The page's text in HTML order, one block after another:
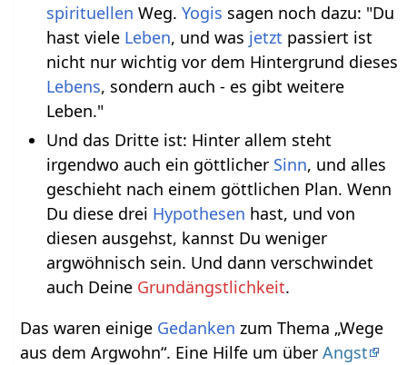
spirituellen Weg. Yogis sagen noch dazu: "Du
hast viele Leben, und was jetzt passiert ist
nicht nur wichtig vor dem Hintergrund dieses
Lebens, sondern auch - es gibt weitere
Leben."
Und das Dritte ist: Hinter allem steht
irgendwo auch ein göttlicher Sinn, und alles
geschieht nach einem göttlichen Plan. Wenn
Du diese drei Hypothesen hast, und von
diesen ausgehst, kannst Du weniger
argwöhnisch sein. Und dann verschwindet
auch Deine Grundängstlichkeit.
Das waren einige Gedanken zum Thema „Wege
aus dem Argwohn“. Eine Hilfe um überAngst